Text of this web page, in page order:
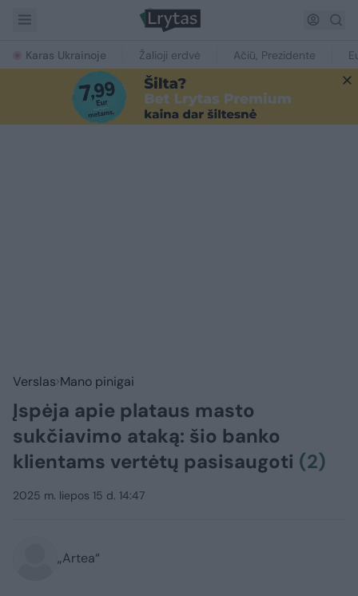
Karas Ukrainoje Žalioji erdvė Ačiū, Prezidente
Verslas Mano pinigai
Įspėja apie plataus masto
sukčiavimo ataką: šio banko
klientams vertėtų pasisaugoti (2)
2025 m. liepos 15 d. 14:47
„Artea“